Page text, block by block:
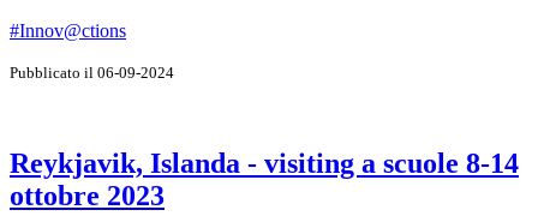
#Innov@ctions
Pubblicato il 06-09-2024
Reykjavik, Islanda - visiting a scuole 8-14
ottobre 2023